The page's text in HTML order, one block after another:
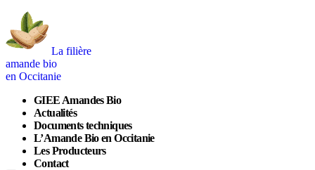
La filière
amande bio
en Occitanie
GIEE Amandes Bio
Actualités
Documents techniques
L’Amande Bio en Occitanie
Les Producteurs
Contact